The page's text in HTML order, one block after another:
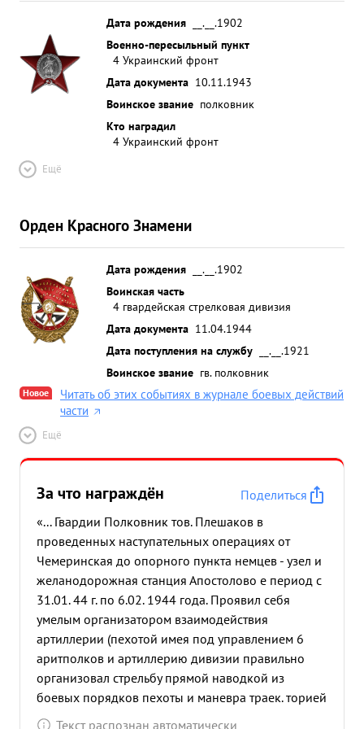
Дата рождения
__.__.1902
Военно-пересыльный пункт
4 Украинский фронт
Дата документа 10.11.1943
Воинское звание полковник
Кто наградил
4 Украинский фронт
Ещё
Орден Красного Знамени
Дата рождения
__.__.1902
Воинская часть
4 гвардейская стрелковая дивизия
Дата документа 11.04.1944
Дата поступления на службу
__.__.1921
Воинское звание гв. полковник
Новое
Читать об этих событиях в журнале боевых действий
части
Ещё
За что награждён
Поделиться
«... Гвардии Полковник тов. Плешаков в
проведенных наступательных операциях от
Чемеринская до опорного пункта немцев - узел и
желанодорожная станция Апостолово е период с
31.01. 44 г. по 6.02. 1944 года. Проявил себя
умелым организатором взаимодействия
артиллерии (пехотой имея под управлением 6
аритполков и артиллерию дивизии правильно
организовал стрельбу прямой наводкой из
боевых порядков пехоты и маневра траек. торией
с Закрытае ОП обеспечил дивизии нанести
Текст распознан автоматически